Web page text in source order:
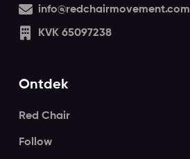
info@redchairmovement.com
KVK 65097238
Ontdek
Red Chair
Follow